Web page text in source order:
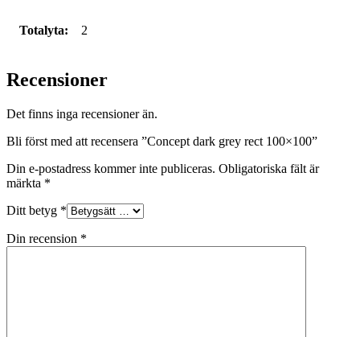
Totalyta: 2
Recensioner
Det finns inga recensioner än.
Bli först med att recensera ”Concept dark grey rect 100×100”
Din e-postadress kommer inte publiceras. Obligatoriska fält är
märkta *
Ditt betyg *
Din recension *